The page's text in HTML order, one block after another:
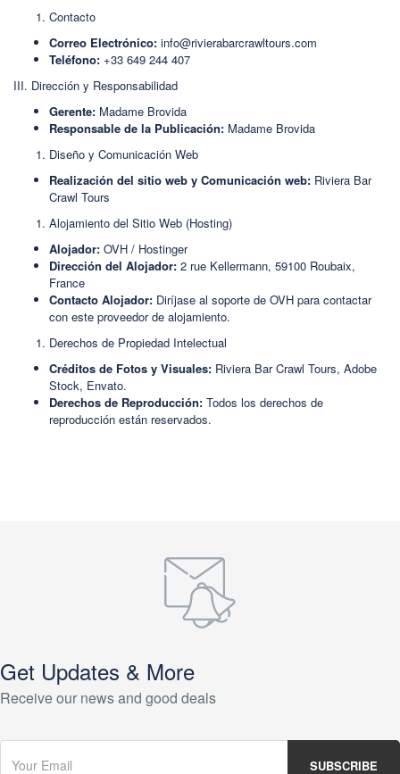
Contacto
Correo Electrónico: info@rivierabarcrawltours.com
Teléfono: +33 649 244 407
III. Dirección y Responsabilidad
Gerente: Madame Brovida
Responsable de la Publicación: Madame Brovida
Diseño y Comunicación Web
Realización del sitio web y Comunicación web: Riviera Bar
Crawl Tours
Alojamiento del Sitio Web (Hosting)
Alojador: OVH / Hostinger
Dirección del Alojador: 2 rue Kellermann, 59100 Roubaix,
France
Contacto Alojador: Diríjase al soporte de OVH para contactar
con este proveedor de alojamiento.
Derechos de Propiedad Intelectual
Créditos de Fotos y Visuales: Riviera Bar Crawl Tours, Adobe
Stock, Envato.
Derechos de Reproducción: Todos los derechos de
reproducción están reservados.
Get Updates & More
Receive our news and good deals